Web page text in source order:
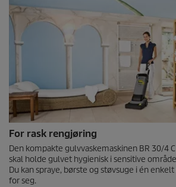
For rask rengjøring
Den kompakte gulvvaskemaskinen BR 30/4
skal holde gulvet hygienisk i sensitive
Du kan spraye, børste og støvsuge i én
for seg.